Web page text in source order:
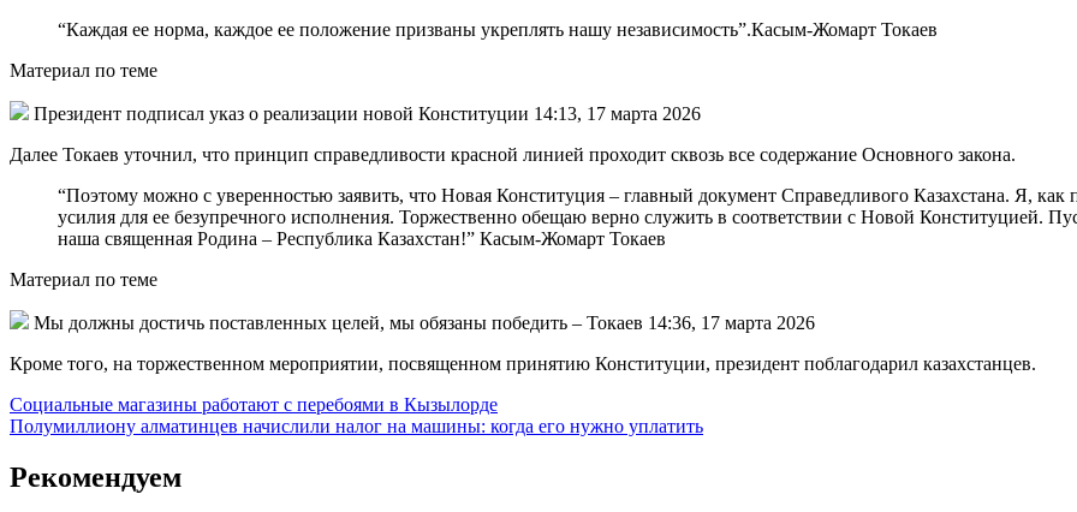
“Каждая ее норма, каждое ее положение призваны укреплять нашу независимость”.Касым-Жомарт Токаев
Материал по теме
Президент подписал указ о реализации новой Конституции 14:13, 17 марта 2026
Далее Токаев уточнил, что принцип справедливости красной линией проходит сквозь все содержание Основного закона.
“Поэтому можно с уверенностью заявить, что Новая Конституция – главный документ Справедливого Казахстана. Я,
усилия для ее безупречного исполнения. Торжественно обещаю верно служить в соответствии с Новой Конституцией.
наша священная Родина – Республика Казахстан!” Касым-Жомарт Токаев
Материал по теме
Мы должны достичь поставленных целей, мы обязаны победить – Токаев 14:36, 17 марта 2026
Кроме того, на торжественном мероприятии, посвященном принятию Конституции, президент поблагодарил казахстанцев.
Навигация
по
записям
Социальные магазины работают с перебоями в Кызылорде
Полумиллиону алматинцев начислили налог на машины: когда его нужно уплатить
Рекомендуем